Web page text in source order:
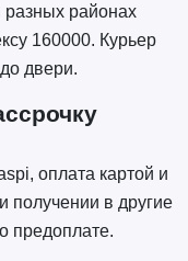
районах
160000. Курьер
двери.
оплата картой и
получении в другие
предоплате.